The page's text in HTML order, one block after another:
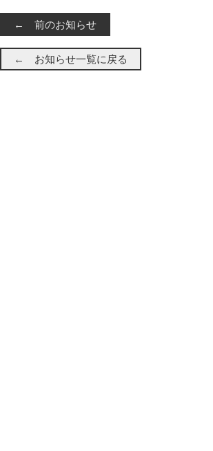
← 前のお知らせ
← お知らせ一覧に戻る